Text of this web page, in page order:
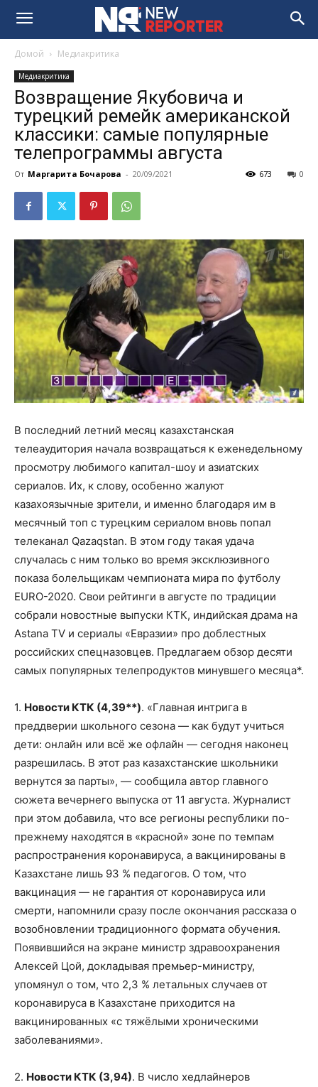
Домой Медиакритика
Медиакритика
Возвращение Якубовича и
турецкий ремейк американской
классики: самые популярные
телепрограммы августа
От Маргарита Бочарова - 20/09/2021 0
673
В последний летний месяц казахстанская
телеаудитория начала возвращаться к еженедельному
просмотру любимого капитал-шоу и азиатских
сериалов. Их, к слову, особенно жалуют
казахоязычные зрители, и именно благодаря им в
месячный топ с турецким сериалом вновь попал
телеканал Qazaqstan. В этом году такая удача
случалась с ним только во время эксклюзивного
показа болельщикам чемпионата мира по футболу
EURO-2020. Свои рейтинги в августе по традиции
собрали новостные выпуски КТК, индийская драма на
Astana TV и сериалы «Евразии» про доблестных
российских спецназовцев. Предлагаем обзор десяти
самых популярных телепродуктов минувшего месяца*.
1. Новости КТК (4,39**). «Главная интрига в
преддверии школьного сезона — как будут учиться
дети: онлайн или всё же офлайн — сегодня наконец
разрешилась. В этот раз казахстанские школьники
вернутся за парты», — сообщила автор главного
сюжета вечернего выпуска от 11 августа. Журналист
при этом добавила, что все регионы республики по-
прежнему находятся в «красной» зоне по темпам
распространения коронавируса, а вакцинированы в
Казахстане лишь 93 % педагогов. О том, что
вакцинация — не гарантия от коронавируса или
смерти, напомнили сразу после окончания рассказа о
возобновлении традиционного формата обучения.
Появившийся на экране министр здравоохранения
Алексей Цой, докладывая премьер-министру,
упомянул о том, что 2,3 % летальных случаев от
коронавируса в Казахстане приходится на
вакцинированных «с тяжёлыми хроническими
заболеваниями».
2. Новости КТК (3,94). В число хедлайнеров